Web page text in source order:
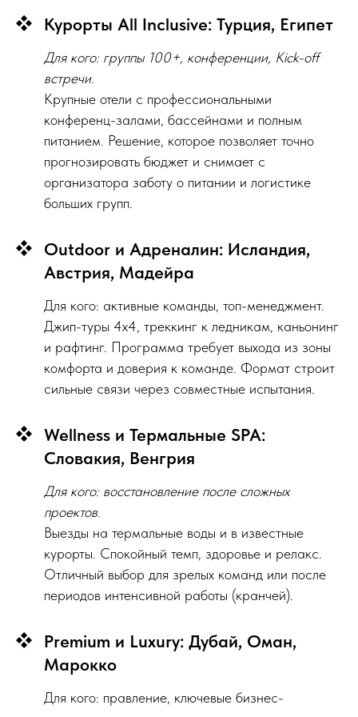
Курорты All Inclusive: Турция, Египет
Для кого: группы 100+, конференции, Kick-off
встречи.
Крупные отели с профессиональными
конференц-залами, бассейнами и полным
питанием. Решение, которое позволяет точно
прогнозировать бюджет и снимает с
организатора заботу о питании и логистике
больших групп.
Outdoor и Адреналин: Исландия,
Австрия, Мадейра
Для кого: активные команды, топ-менеджмент.
Джип-туры 4x4, треккинг к ледникам, каньонинг
и рафтинг. Программа требует выхода из зоны
комфорта и доверия к команде. Формат строит
сильные связи через совместные испытания.
Wellness и Термальные SPA:
Словакия, Венгрия
Для кого: восстановление после сложных
проектов.
Выезды на термальные воды и в известные
курорты. Спокойный темп, здоровье и релакс.
Отличный выбор для зрелых команд или после
периодов интенсивной работы (кранчей).
Premium и Luxury: Дубай, Оман,
Марокко
Для кого: правление, ключевые бизнес-